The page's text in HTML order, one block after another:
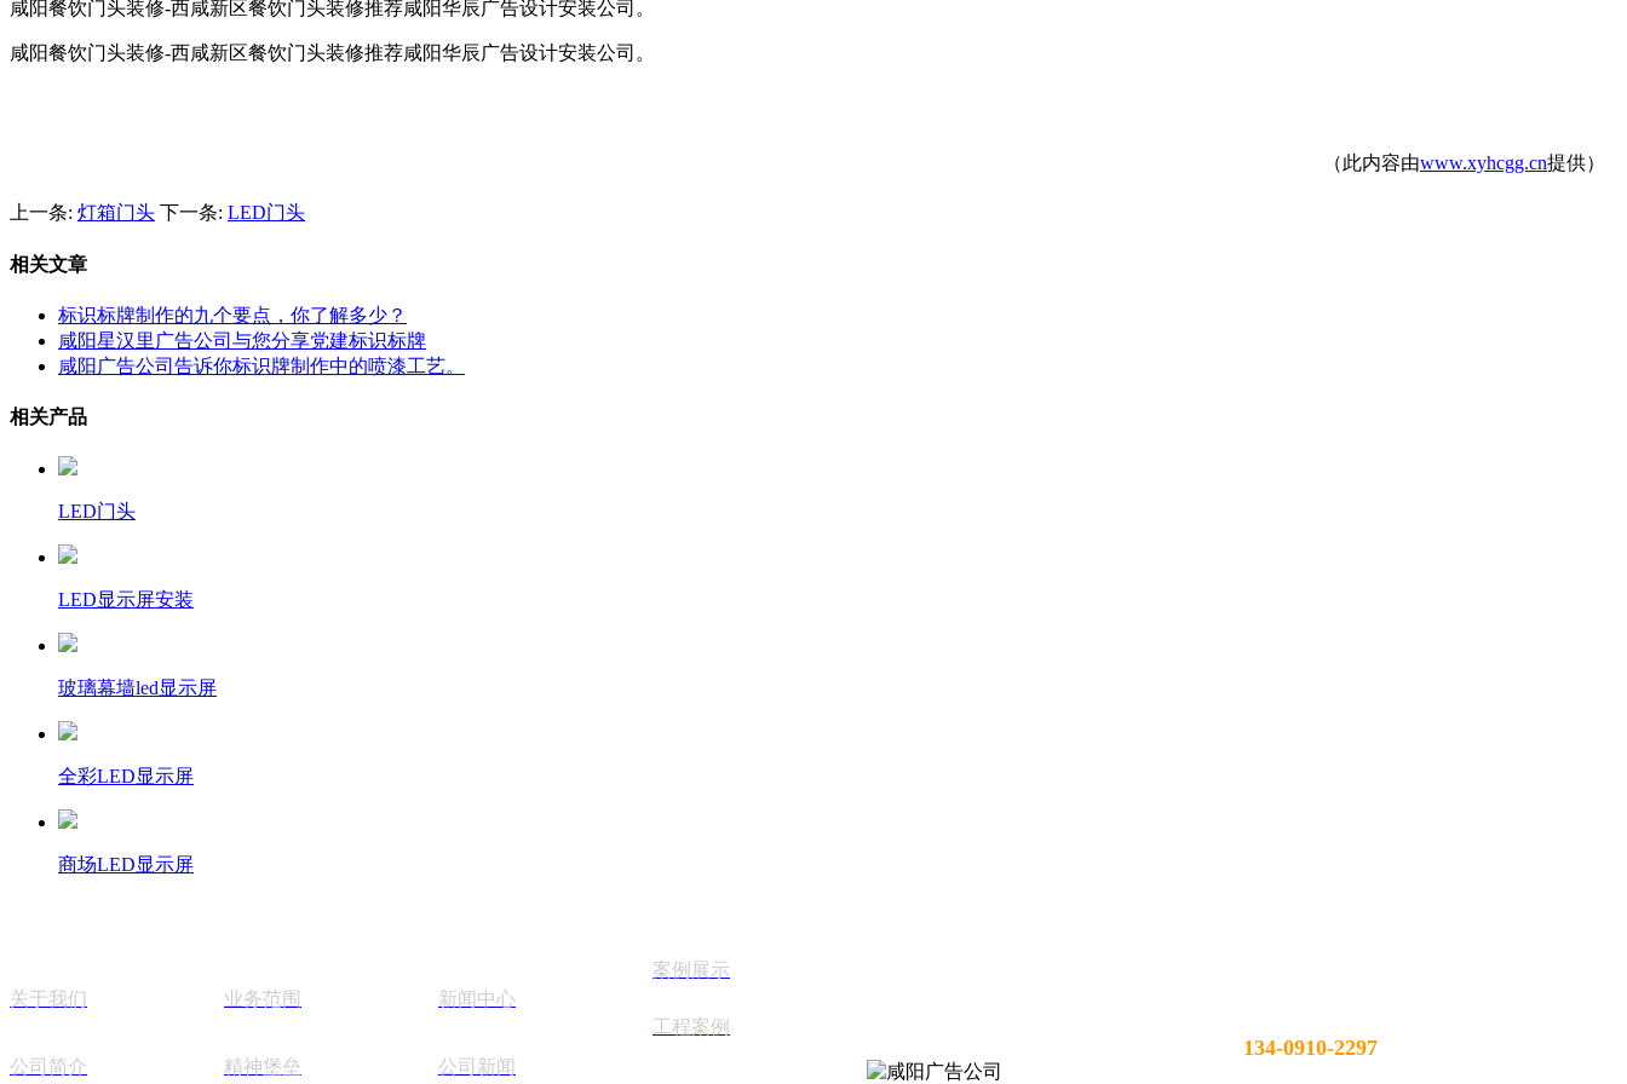
咸阳餐饮门头装修-西咸新区餐饮门头装修推荐咸阳华辰广告设计安装公司。
咸阳餐饮门头装修-西咸新区餐饮门头装修推荐咸阳华辰广告设计安装公司。
（此内容由www.xyhcgg.cn提供）
上一条: 灯箱门头 下一条: LED门头
相关文章
标识标牌制作的九个要点，你了解多少？
咸阳星汉里广告公司与您分享党建标识标牌
咸阳广告公司告诉你标识牌制作中的喷漆工艺。
相关产品
LED门头
LED显示屏安装
玻璃幕墙led显示屏
全彩LED显示屏
商场LED显示屏
关于我们
公司简介
业务范围
精神堡垒
新闻中心
公司新闻
案例展示
工程案例
134-0910-2297